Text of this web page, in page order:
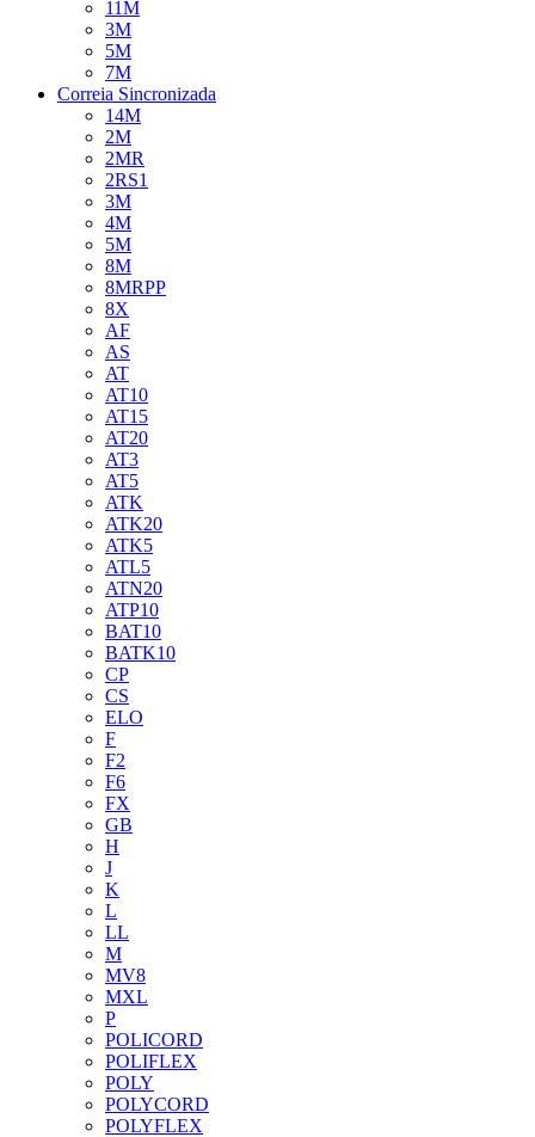
11M
3M
5M
7M
Correia Sincronizada
14M
2M
2MR
2RS1
3M
4M
5M
8M
8MRPP
8X
AF
AS
AT
AT10
AT15
AT20
AT3
AT5
ATK
ATK20
ATK5
ATL5
ATN20
ATP10
BAT10
BATK10
CP
CS
ELO
F
F2
F6
FX
GB
H
J
K
L
LL
M
MV8
MXL
P
POLICORD
POLIFLEX
POLY
POLYCORD
POLYFLEX